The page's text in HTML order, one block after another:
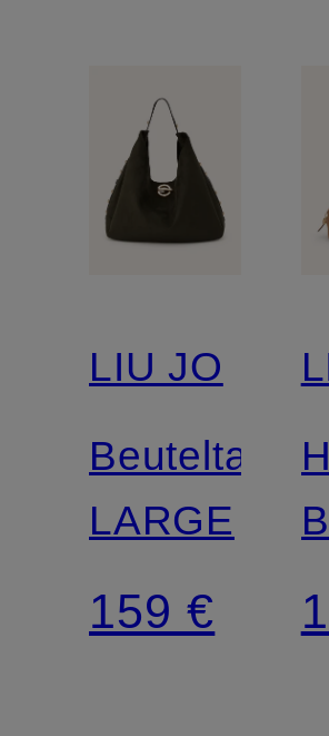
LIU JO
LARGE
159 €